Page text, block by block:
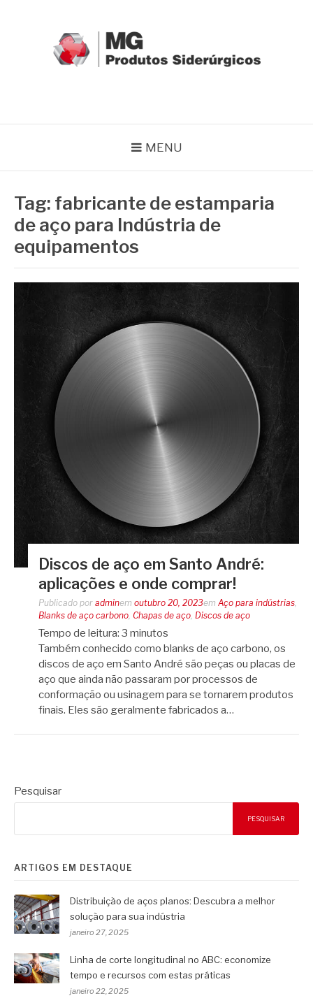
MENU
Tag: fabricante de estamparia
de aço para Indústria de
equipamentos
Discos de aço em Santo André:
aplicações e onde comprar!
Publicado por adminem outubro 20, 2023em Aço para indústrias,
Blanks de aço carbono, Chapas de aço, Discos de aço
Tempo de leitura: 3 minutos
Também conhecido como blanks de aço carbono, os
discos de aço em Santo André são peças ou placas de
aço que ainda não passaram por processos de
conformação ou usinagem para se tornarem produtos
finais. Eles são geralmente fabricados a…
Pesquisar
PESQUISAR
ARTIGOS EM DESTAQUE
Distribuição de aços planos: Descubra a melhor
solução para sua indústria
janeiro 27, 2025
Linha de corte longitudinal no ABC: economize
tempo e recursos com estas práticas
janeiro 22, 2025